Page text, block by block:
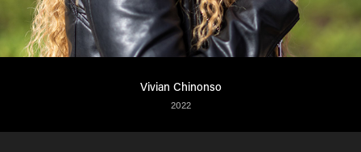
Vivian Chinonso
2022